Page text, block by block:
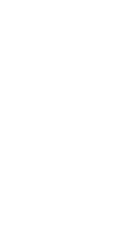
提供了非常优越的保证
行成本
所以对喷嘴磨损很小
炉膛内部喷雾，不使